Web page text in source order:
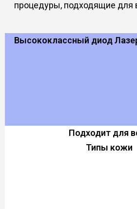
процедуры, подходящие для
Высококлассный диод
Подходит для
Типы кожи